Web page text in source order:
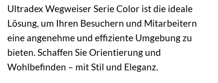
Ultradex Wegweiser Serie Color ist die ideale
Lösung, um Ihren Besuchern und Mitarbeitern
eine angenehme und effiziente Umgebung zu
bieten. Schaffen Sie Orientierung und
Wohlbefinden – mit Stil und Eleganz.